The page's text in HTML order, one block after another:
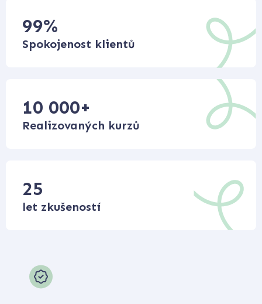
99%
Spokojenost klientů
10 000+
Realizovaných kurzů
25
let zkušeností